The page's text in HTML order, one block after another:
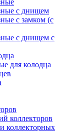
с днищем
с замком (с
с днищем с
для колодца
коллекторов
коллекторных